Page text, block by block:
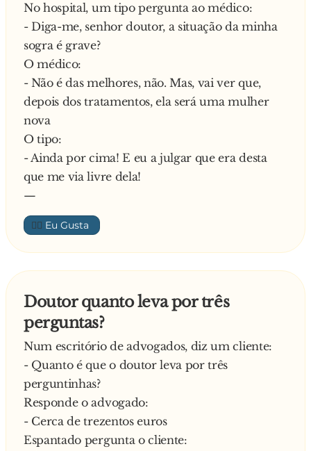
noiva.
Casam-se e, na noite de núpcias, já na
privacidade do quarto, a noiva fogosa arranca
os botões da blusa e mostra-lhe os peitos,
exclamando:
- És o primeiro! São virgens ! Nenhum homem
alguma vez as tocou!
Pouco impressionado e nada inferiorizado, o
noivo abre a braguilha, baixa as calças e
exclama:
- És a primeira! Ainda está encaixotado e tudo…
No hospital, um tipo pergunta ao médico:
- Diga-me, senhor doutor, a situação da minha
sogra é grave?
O médico:
- Não é das melhores, não. Mas, vai ver que,
depois dos tratamentos, ela será uma mulher
nova
O tipo:
- Ainda por cima! E eu a julgar que era desta
que me via livre dela!
—
👍🏼
Doutor quanto leva por três
perguntas?
Num escritório de advogados, diz um cliente:
- Quanto é que o doutor leva por três
perguntinhas?
Responde o advogado:
- Cerca de trezentos euros
Espantado pergunta o cliente: